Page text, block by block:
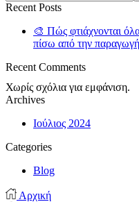
Recent Posts
🎨 Πώς φτιάχνονται
πίσω από την
Recent Comments
Χωρίς σχόλια για εμφάνιση.
Archives
Ιούλιος 2024
Categories
Blog
Αρχική